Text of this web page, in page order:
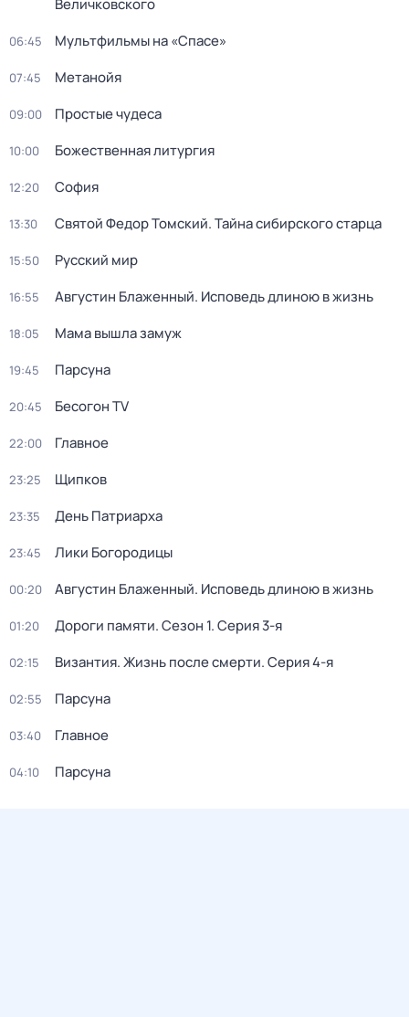
Величковского
06:45 Мультфильмы на «Спасе»
07:45 Метанойя
09:00 Простые чудеса
10:00 Божественная литургия
12:20 София
13:30 Святой Федор Томский. Тайна сибирского старца
15:50 Русский мир
16:55 Августин Блаженный. Исповедь длиною в жизнь
18:05 Мама вышла замуж
19:45 Парcyна
20:45 Бесогон TV
22:00 Главное
23:25 Щипков
23:35 День Патриарха
23:45 Лики Богородицы
00:20 Августин Блаженный. Исповедь длиною в жизнь
01:20 Дороги памяти. Сезон 1. Серия 3-я
02:15 Византия. Жизнь после смерти. Серия 4-я
02:55 Парcyна
03:40 Главное
04:10 Парсуна